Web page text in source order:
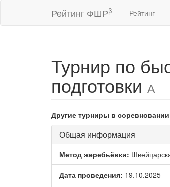
Рейтинг ФШРβ Рейтинг
Турнир по
подготовки А
Другие турниры в
Общая информация
Метод жеребьёвки:
Дата проведения: 19.10.2025